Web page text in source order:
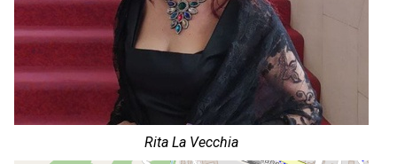
Rita La Vecchia